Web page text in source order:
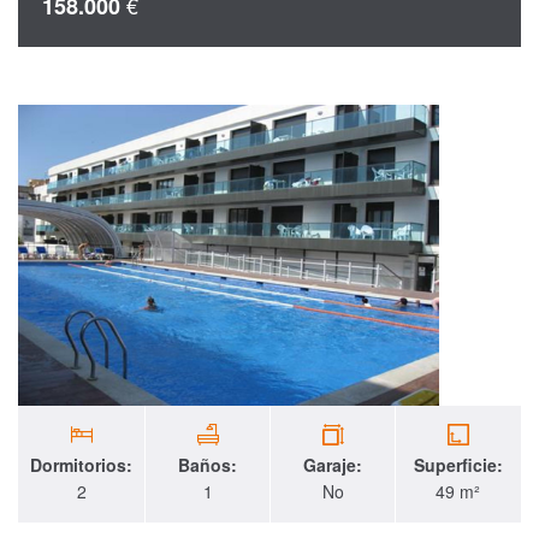
Dormitorios:
2
Baños:
1
Garaje:
No
Superficie:
49 m²